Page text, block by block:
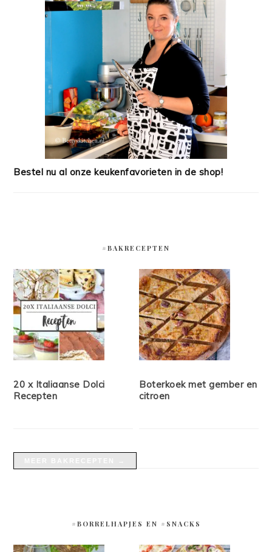
Bestel nu al onze keukenfavorieten in de shop!
#BAKRECEPTEN
20 x Italiaanse Dolci
Recepten
Boterkoek met gember en
citroen
#BORRELHAPJES EN #SNACKS